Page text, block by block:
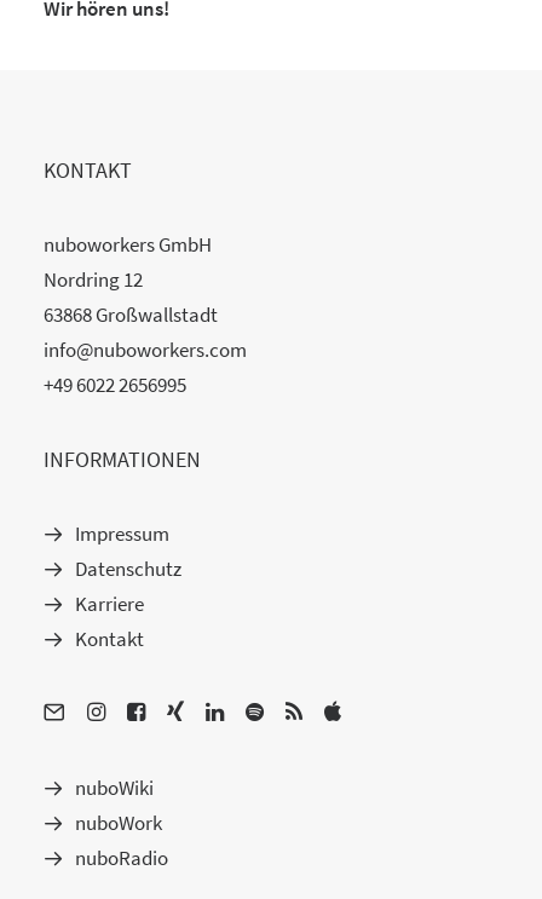
Wir hören uns!
KONTAKT
nuboworkers GmbH
Nordring 12
63868 Großwallstadt
info@nuboworkers.com
+49 6022 2656995
INFORMATIONEN
Impressum
Datenschutz
Karriere
Kontakt
nuboWiki
nuboWork
nuboRadio